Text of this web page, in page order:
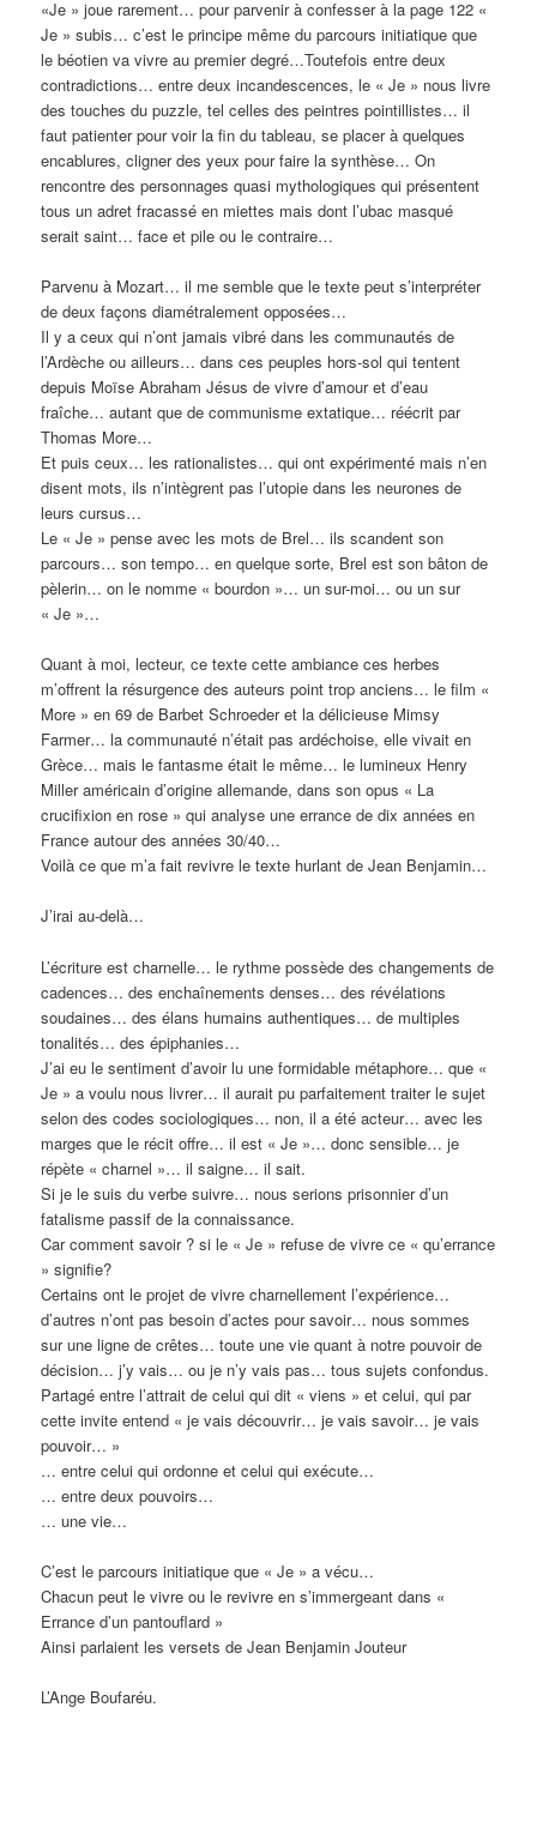
«Je » joue rarement… pour parvenir à confesser à la page 122 «
Je » subis… c’est le principe même du parcours initiatique que
le béotien va vivre au premier degré…Toutefois entre deux
contradictions… entre deux incandescences, le « Je » nous livre
des touches du puzzle, tel celles des peintres pointillistes… il
faut patienter pour voir la fin du tableau, se placer à quelques
encablures, cligner des yeux pour faire la synthèse… On
rencontre des personnages quasi mythologiques qui présentent
tous un adret fracassé en miettes mais dont l’ubac masqué
serait saint… face et pile ou le contraire…
Parvenu à Mozart… il me semble que le texte peut s’interpréter
de deux façons diamétralement opposées…
Il y a ceux qui n’ont jamais vibré dans les communautés de
l’Ardèche ou ailleurs… dans ces peuples hors-sol qui tentent
depuis Moïse Abraham Jésus de vivre d’amour et d’eau
fraîche… autant que de communisme extatique… réécrit par
Thomas More…
Et puis ceux… les rationalistes… qui ont expérimenté mais n’en
disent mots, ils n’intègrent pas l’utopie dans les neurones de
leurs cursus…
Le « Je » pense avec les mots de Brel… ils scandent son
parcours… son tempo… en quelque sorte, Brel est son bâton de
pèlerin… on le nomme « bourdon »… un sur-moi… ou un sur
« Je »…
Quant à moi, lecteur, ce texte cette ambiance ces herbes
m’offrent la résurgence des auteurs point trop anciens… le film «
More » en 69 de Barbet Schroeder et la délicieuse Mimsy
Farmer… la communauté n’était pas ardéchoise, elle vivait en
Grèce… mais le fantasme était le même… le lumineux Henry
Miller américain d’origine allemande, dans son opus « La
crucifixion en rose » qui analyse une errance de dix années en
France autour des années 30/40…
Voilà ce que m’a fait revivre le texte hurlant de Jean Benjamin…
J’irai au-delà…
L’écriture est charnelle… le rythme possède des changements de
cadences… des enchaînements denses… des révélations
soudaines… des élans humains authentiques… de multiples
tonalités… des épiphanies…
J’ai eu le sentiment d’avoir lu une formidable métaphore… que «
Je » a voulu nous livrer… il aurait pu parfaitement traiter le sujet
selon des codes sociologiques… non, il a été acteur… avec les
marges que le récit offre… il est « Je »… donc sensible… je
répète « charnel »… il saigne… il sait.
Si je le suis du verbe suivre… nous serions prisonnier d’un
fatalisme passif de la connaissance.
Car comment savoir ? si le « Je » refuse de vivre ce « qu’errance
» signifie?
Certains ont le projet de vivre charnellement l’expérience…
d’autres n’ont pas besoin d’actes pour savoir… nous sommes
sur une ligne de crêtes… toute une vie quant à notre pouvoir de
décision… j’y vais… ou je n’y vais pas… tous sujets confondus.
Partagé entre l’attrait de celui qui dit « viens » et celui, qui par
cette invite entend « je vais découvrir… je vais savoir… je vais
pouvoir… »
… entre celui qui ordonne et celui qui exécute…
… entre deux pouvoirs…
… une vie…
C’est le parcours initiatique que « Je » a vécu…
Chacun peut le vivre ou le revivre en s’immergeant dans «
Errance d’un pantouflard »
Ainsi parlaient les versets de Jean Benjamin Jouteur
L’Ange Boufaréu.